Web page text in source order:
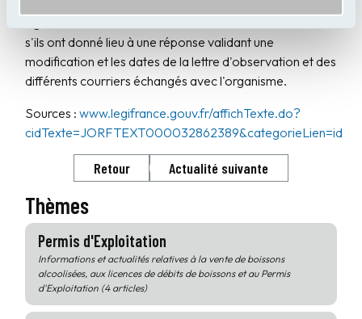
s'ils ont donné lieu à une réponse validant une
modification et les dates de la lettre d'observation et des
différents courriers échangés avec l'organisme.
Sources : www.legifrance.gouv.fr/affichTexte.do?
cidTexte=JORFTEXT000032862389&categorieLien=id
Retour Actualité suivante
Thèmes
Permis d'Exploitation
Informations et actualités relatives à la vente de boissons
alcoolisées, aux licences de débits de boissons et au Permis
d'Exploitation (4 articles)